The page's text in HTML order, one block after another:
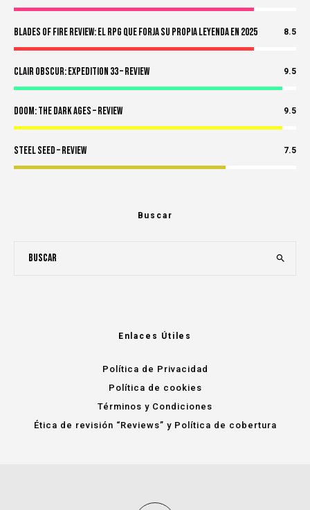
Blades of Fire Review: El RPG Que Forja Su Propia Leyenda en 2025 8.5
Clair Obscur: Expedition 33 – Review 9.5
Doom: The Dark Ages – Review 9.5
Steel Seed – Review 7.5
Buscar
Enlaces Útiles
Política de Privacidad
Política de cookies
Términos y Condiciones
Ética de revisión “Reviews” y Política de cobertura